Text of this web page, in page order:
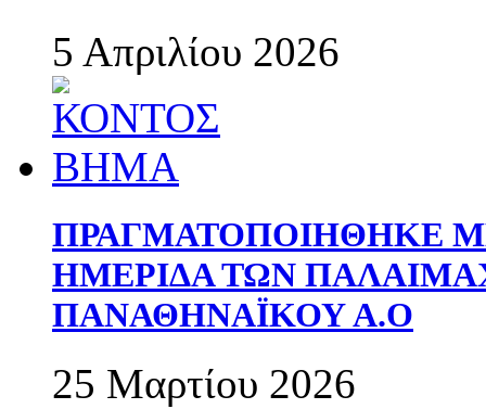
5 Απριλίου 2026
ΠΡΑΓΜΑΤΟΠΟΙΗΘΗΚΕ
ΗΜΕΡΙΔΑ ΤΩΝ
ΠΑΝΑΘΗΝΑΪΚΟΥ Α.Ο
25 Μαρτίου 2026